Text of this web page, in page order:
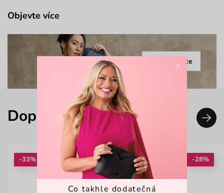
Objevte více
Celá kolekce
Doplň svůj look
-33% -28%
×
Co takhle dodatečná